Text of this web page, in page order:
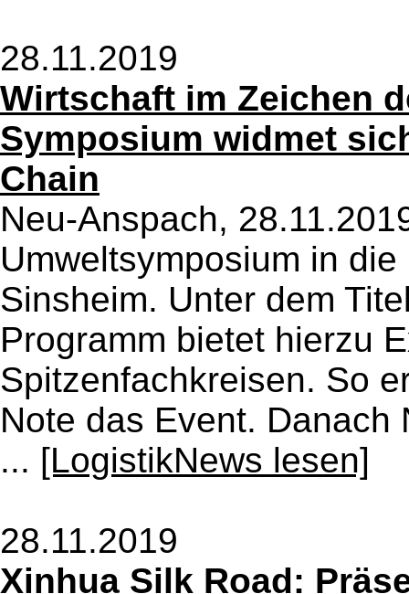
28.11.2019
Wirtschaft im Zeichen
Symposium widmet
Chain
Neu-Anspach,
Umweltsymposium in
Sinsheim. Unter dem
Programm bietet hierzu
Spitzenfachkreisen. So
Note das Event. Danach
... [LogistikNews lesen]
28.11.2019
Xinhua Silk Road: